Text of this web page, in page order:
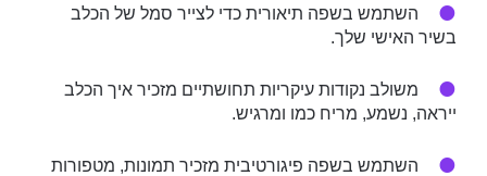
השתמש בשפה תיאורית כדי לצייר סמל של הכלב
בשיר האישי שלך.
משולב נקודות עיקריות תחושתיים מזכיר איך הכלב
ייראה, נשמע, מריח כמו ומרגיש.
השתמש בשפה פיגורטיבית מזכיר תמונות, מטפורות